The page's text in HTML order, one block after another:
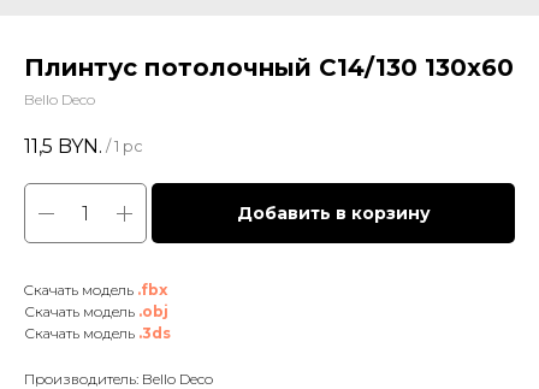
Плинтус потолочный С14/130 130x60
Bello Deco
11,5 BYN. / 1 pc
Добавить в корзину
Cкачать модель .fbx
Скачать модель .obj
Скачать модель .3ds
Производитель: Bello Deco